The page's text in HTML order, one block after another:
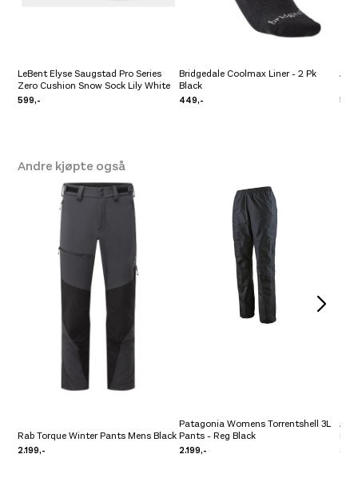
LeBent Elyse Saugstad Pro Series
Zero Cushion Snow Sock Lily White
599,-
Bridgedale Coolmax Liner - 2 Pk
Black
449,-
Andre kjøpte også
Rab Torque Winter Pants Mens Black
2.199,-
Patagonia Womens Torrentshell 3L
Pants - Reg Black
2.199,-